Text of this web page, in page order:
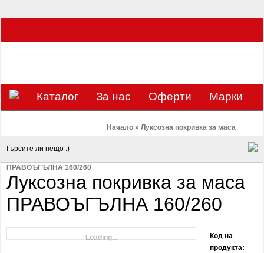
Каталог За нас Оферти Mарки
Начало » Луксозна покривка за маса
ПРАВОЪГЪЛНА 160/260
Луксозна покривка за маса
ПРАВОЪГЪЛНА 160/260
Loading...
Код на
продукта: